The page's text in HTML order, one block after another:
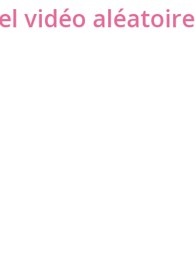
vidéo aléatoire